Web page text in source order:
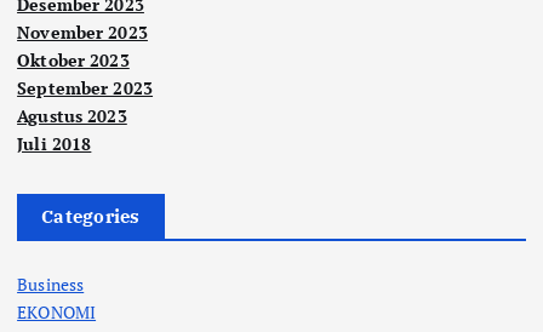
November 2023
Oktober 2023
September 2023
Agustus 2023
Juli 2018
Categories
Business
EKONOMI